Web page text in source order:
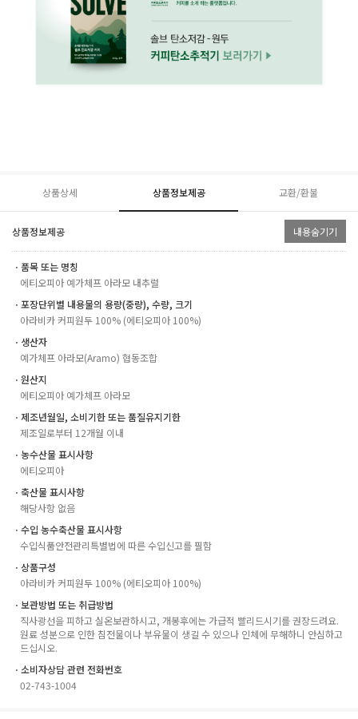
상품상세 상품정보제공 교환/환불
상품정보제공 내용숨기기
ㆍ품목 또는 명칭
에티오피아 예가체프 아라모 내추럴
ㆍ포장단위별 내용물의 용량(중량), 수량, 크기
아라비카 커피원두 100% (에티오피아 100%)
ㆍ생산자
예가체프 아라모(Aramo) 협동조합
ㆍ원산지
에티오피아 예가체프 아라모
ㆍ제조년월일, 소비기한 또는 품질유지기한
제조일로부터 12개월 이내
ㆍ농수산물 표시사항
에티오피아
ㆍ축산물 표시사항
해당사항 없음
ㆍ수입 농수축산물 표시사항
수입식품안전관리특별법에 따른 수입신고를 필함
ㆍ상품구성
아라비카 커피원두 100% (에티오피아 100%)
ㆍ보관방법 또는 취급방법
직사광선을 피하고 실온보관하시고, 개봉후에는 가급적 빨리드시기를 권장드려요.
원료 성분으로 인한 침전물이나 부유물이 생길 수 있으나 인체에 무해하니 안심하고
드십시오.
ㆍ소비자상담 관련 전화번호
02-743-1004